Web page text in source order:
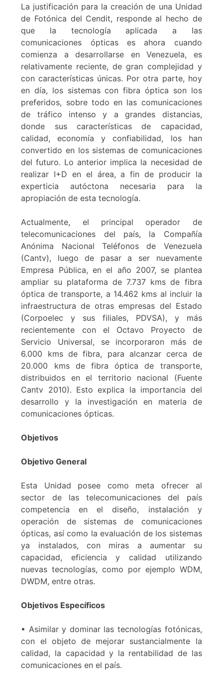
La justificación para la creación de una Unidad
de Fotónica del Cendit, responde al hecho de
que la tecnología aplicada a las
comunicaciones ópticas es ahora cuando
comienza a desarrollarse en Venezuela, es
relativamente reciente, de gran complejidad y
con características únicas. Por otra parte, hoy
en día, los sistemas con fibra óptica son los
preferidos, sobre todo en las comunicaciones
de tráfico intenso y a grandes distancias,
donde sus características de capacidad,
calidad, economía y confiabilidad, los han
convertido en los sistemas de comunicaciones
del futuro. Lo anterior implica la necesidad de
realizar I+D en el área, a fin de producir la
experticia autóctona necesaria para la
apropiación de esta tecnología.
Actualmente, el principal operador de
telecomunicaciones del país, la Compañía
Anónima Nacional Teléfonos de Venezuela
(Cantv), luego de pasar a ser nuevamente
Empresa Pública, en el año 2007, se plantea
ampliar su plataforma de 7.737 kms de fibra
óptica de transporte, a 14.462 kms al incluir la
infraestructura de otras empresas del Estado
(Corpoelec y sus filiales, PDVSA), y más
recientemente con el Octavo Proyecto de
Servicio Universal, se incorporaron más de
6.000 kms de fibra, para alcanzar cerca de
20.000 kms de fibra óptica de transporte,
distribuidos en el territorio nacional (Fuente
Cantv 2010). Esto explica la importancia del
desarrollo y la investigación en materia de
comunicaciones ópticas.
Objetivos
Objetivo General
Esta Unidad posee como meta ofrecer al
sector de las telecomunicaciones del país
competencia en el diseño, instalación y
operación de sistemas de comunicaciones
ópticas, así como la evaluación de los sistemas
ya instalados, con miras a aumentar su
capacidad, eficiencia y calidad utilizando
nuevas tecnologías, como por ejemplo WDM,
DWDM, entre otras.
Objetivos Específicos
• Asimilar y dominar las tecnologías fotónicas,
con el objeto de mejorar sustancialmente la
calidad, la capacidad y la rentabilidad de las
comunicaciones en el país.